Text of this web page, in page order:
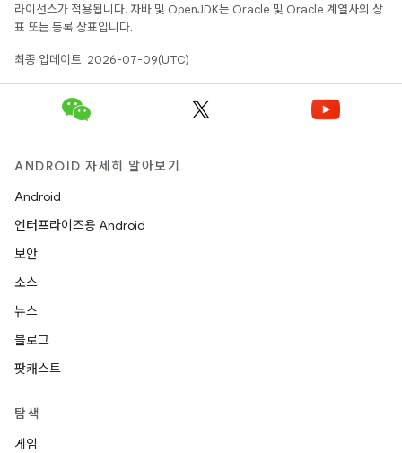
라이선스가 적용됩니다. 자바 및 OpenJDK는 Oracle 및 Oracle 계열사의 상
표 또는 등록 상표입니다.
최종 업데이트: 2026-07-09(UTC)
ANDROID 자세히 알아보기
Android
엔터프라이즈용 Android
보안
소스
뉴스
블로그
팟캐스트
탐색
게임